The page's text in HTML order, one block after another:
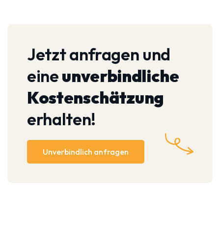
Jetzt anfragen und
eineunverbindliche
Kostenschätzung
erhalten!
Unverbindlich anfragen